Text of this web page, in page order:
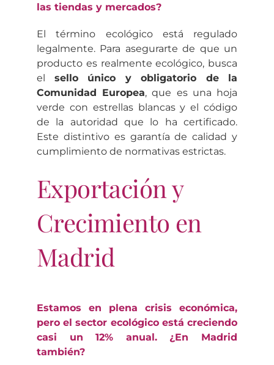
las tiendas y mercados?
El término ecológico está regulado
legalmente. Para asegurarte de que un
producto es realmente ecológico, busca
el sello único y obligatorio de la
Comunidad Europea, que es una hoja
verde con estrellas blancas y el código
de la autoridad que lo ha certificado.
Este distintivo es garantía de calidad y
cumplimiento de normativas estrictas.
Exportación y
Crecimiento en
Madrid
Estamos en plena crisis económica,
pero el sector ecológico está creciendo
casi un 12% anual. ¿En Madrid
también?